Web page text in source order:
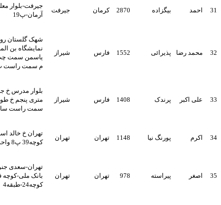
بیگزاده 2870 کرمان جیرفت
جیرفت-بلوار معلم-ک شهید
آرمان-پ19
پذیرائی 1552 فارس شیراز
شهک گلستان روبروی
نمایشگاه بن المللی کوچه
یاسمن سمت چپ کوچه دو
م سمت راست پ 6
پرندک 1408 فارس شیراز
بلوار مدرس خ جانبازان 20
متری پنجم خ طویی کوچه 17
سمت راست ساختمان پنجم
پورنگ نیا 1148 تهران تهران
تهران خ خالد اسلامبولی
کوچه39 پ8 واحد8
پیراسته 978 تهران تهران
تهران-سعدی جنوبی-روبروی
بانک ملی-کوچه فخرائی-